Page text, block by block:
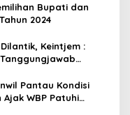
Bupati dan
2024
Keintjem :
Pantau Kondisi
WBP Patuhi